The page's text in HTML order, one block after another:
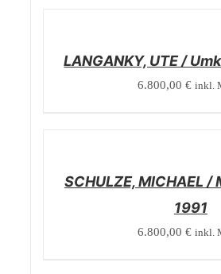
LANGANKY, UTE /
6.800,00€ inkl.
SCHULZE, MICHAEL /
1991
6.800,00€ inkl.